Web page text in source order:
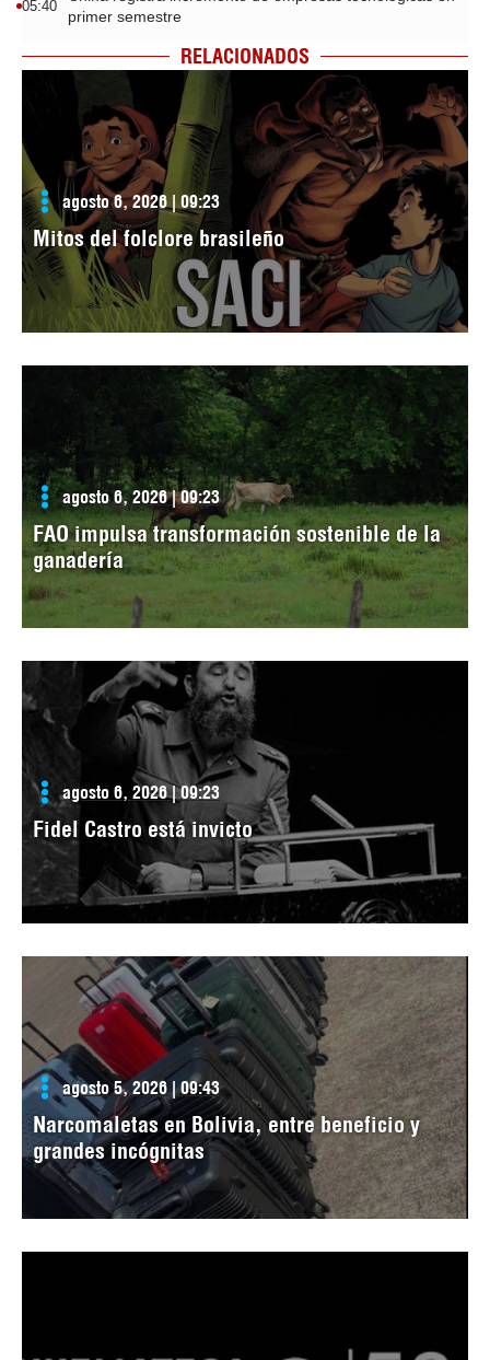
05:40
primer semestre
RELACIONADOS
agosto 6, 2026 | 09:23
Mitos del folclore brasileño
agosto 6, 2026 | 09:23
FAO impulsa transformación sostenible de la
ganadería
agosto 6, 2026 | 09:23
Fidel Castro está invicto
agosto 5, 2026 | 09:43
Narcomaletas en Bolivia, entre beneficio y
grandes incógnitas